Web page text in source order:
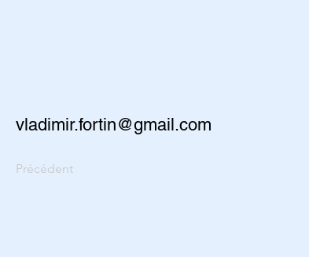
vladimir.fortin@gmail.com
Précédent